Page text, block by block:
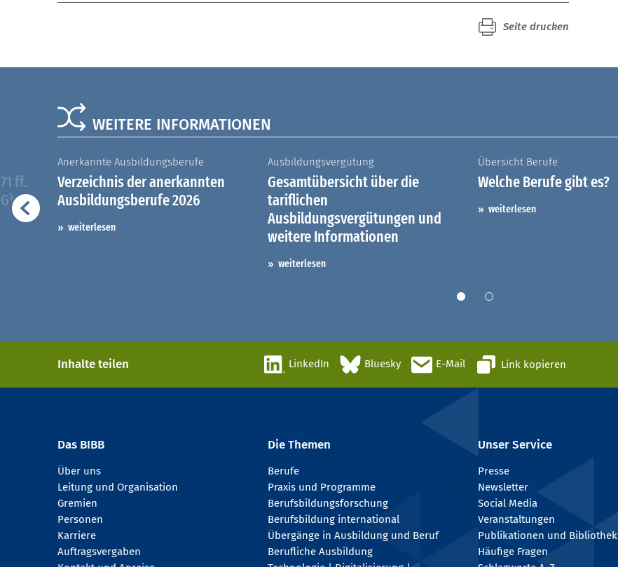
Seite drucken
WEITERE INFORMATIONEN
ff.
Anerkannte Ausbildungsberufe
Verzeichnis der anerkannten
Ausbildungsberufe 2026
weiterlesen
Ausbildungsvergütung
Gesamtübersicht über die
tariflichen
Ausbildungsvergütungen und
weitere Informationen
weiterlesen
Übersicht Berufe
Welche Berufe gibt es?
weiterlesen
Inhalte teilen LinkedIn Bluesky E-Mail Link kopieren
Das BIBB
Über uns
Leitung und Organisation
Gremien
Personen
Karriere
Auftragsvergaben
Die Themen
Berufe
Praxis und Programme
Berufsbildungsforschung
Berufsbildung international
Übergänge in Ausbildung und Beruf
Berufliche Ausbildung
Unser Service
Presse
Newsletter
Social Media
Veranstaltungen
Publikationen und Bibliothek
Häufige Fragen